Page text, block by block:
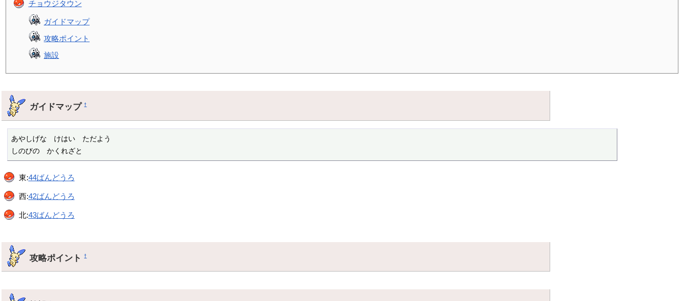
チョウジタウン
ガイドマップ
攻略ポイント
施設
ガイドマップ†
あやしげな　けはい　ただよう
しのびの　かくれざと
東:44ばんどうろ
西:42ばんどうろ
北:43ばんどうろ
攻略ポイント†